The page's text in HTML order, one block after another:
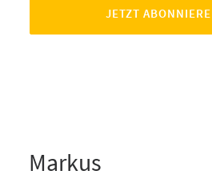
Markus